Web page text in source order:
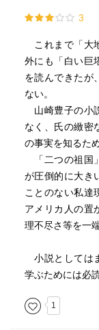
で下巻も気長に
3
これまで「大
外にも「白い巨
を読んできたが
ない。
山崎豊子の小
なく、氏の緻密
の事実を知るた
「二つの祖国
が圧倒的に大き
ことのない私達
アメリカ人の置
理不尽さ等を一
小説としては
学ぶためには必
1